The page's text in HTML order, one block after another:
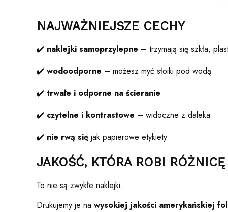
NAJWAŻNIEJSZE CECHY
✔️ naklejki samoprzylepne – trzymają się szkła,
✔️ wodoodporne – możesz myć słoiki pod wodą
✔️ trwałe i odporne na ścieranie
✔️ czytelne i kontrastowe – widoczne z daleka
✔️ nie rwą się jak papierowe etykiety
JAKOŚĆ, KTÓRA ROBI RÓŻNICĘ
To nie są zwykłe naklejki.
Drukujemy je na wysokiej jakości amerykańskiej